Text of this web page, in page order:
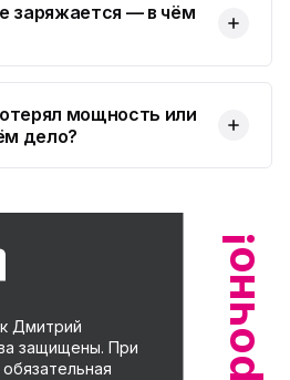
заряжается — в чём
мощность или
дело?
Дмитрий
защищены. При